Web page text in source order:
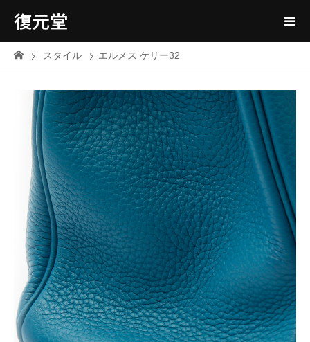
復元堂
スタイル エルメス ケリー32